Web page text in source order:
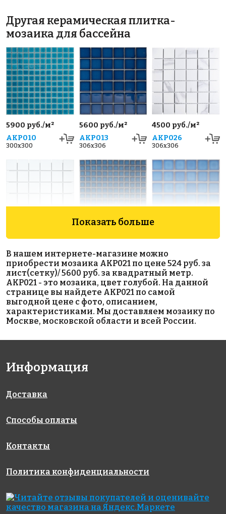
Другая керамическая плитка-
мозаика для бассейна
5900 руб./м²
AKP010
300x300
5600 руб./м²
AKP013
306x306
4500 руб./м²
AKP026
306x306
2500 руб./м²
AKP029
306x306
5600 руб./м²
AKP006
300x300
5600 руб./м²
AKP012
306x306
AKP018
306x306
AKP023
306x306
AKP011
AKP015
Показать больше
В нашем интернете-магазине можно
приобрести мозаика AKP021 по цене 524 руб. за
лист(сетку)/ 5600 руб. за квадратный метр.
AKP021 - это мозаика, цвет голубой. На данной
странице вы найдете AKP021 по самой
выгодной цене с фото, описанием,
характеристиками. Мы доставляем мозаику по
Москве, московской области и всей России.
Информация
Доставка
Способы оплаты
Контакты
Политика конфиденциальности